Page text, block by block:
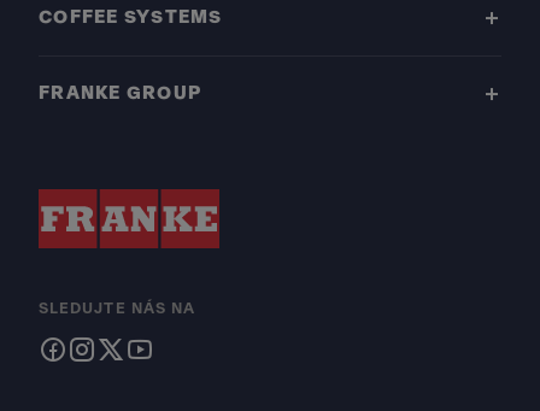
COFFEE SYSTEMS
FRANKE GROUP
SLEDUJTE NÁS NA